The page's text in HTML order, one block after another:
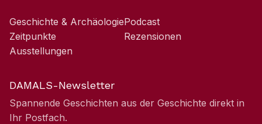
Geschichte & Archäologie
Zeitpunkte
Ausstellungen
Podcast
Rezensionen
DAMALS-Newsletter
Spannende Geschichten aus der Geschichte direkt in
Ihr Postfach.